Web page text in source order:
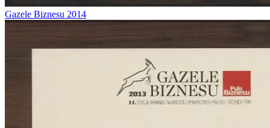
Gazele Biznesu 2014